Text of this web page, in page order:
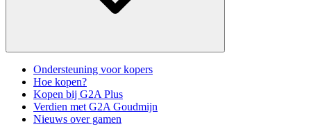
Ondersteuning voor kopers
Hoe kopen?
Kopen bij G2A Plus
Verdien met G2A Goudmijn
Nieuws over gamen